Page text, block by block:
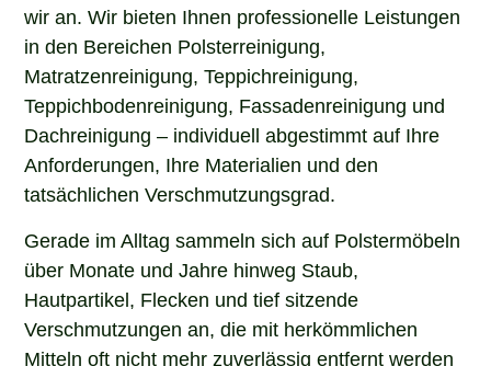
wir an. Wir bieten Ihnen professionelle Leistungen
in den Bereichen Polsterreinigung,
Matratzenreinigung, Teppichreinigung,
Teppichbodenreinigung, Fassadenreinigung und
Dachreinigung – individuell abgestimmt auf Ihre
Anforderungen, Ihre Materialien und den
tatsächlichen Verschmutzungsgrad.
Gerade im Alltag sammeln sich auf Polstermöbeln
über Monate und Jahre hinweg Staub,
Hautpartikel, Flecken und tief sitzende
Verschmutzungen an, die mit herkömmlichen
Mitteln oft nicht mehr zuverlässig entfernt werden